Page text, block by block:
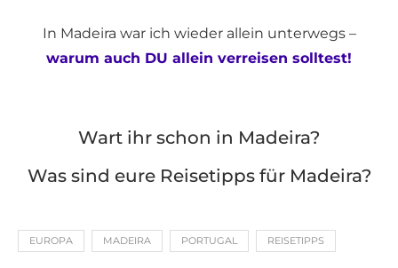
In Madeira war ich wieder allein unterwegs –
warum auch DU allein verreisen solltest!
Wart ihr schon in Madeira?
Was sind eure Reisetipps für Madeira?
EUROPA MADEIRA PORTUGAL REISETIPPS